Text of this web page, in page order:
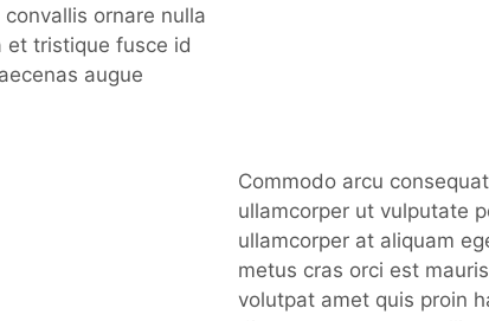
ornare nulla
et tristique fusce id
augue
Commodo arcu
ullamcorper ut vulputate
ullamcorper at aliquam
metus cras orci est
volutpat amet quis proin